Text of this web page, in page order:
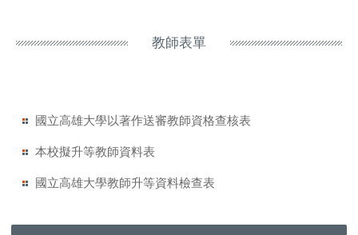
教師表單
國立高雄大學以著作送審教師資格查核表
本校擬升等教師資料表
國立高雄大學教師升等資料檢查表